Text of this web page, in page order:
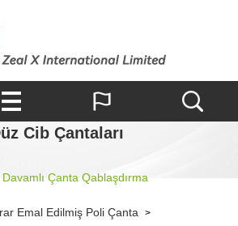
Cib Çantaları
Çanta Qablaşdırma
Emal Edilmiş Poli Çanta >